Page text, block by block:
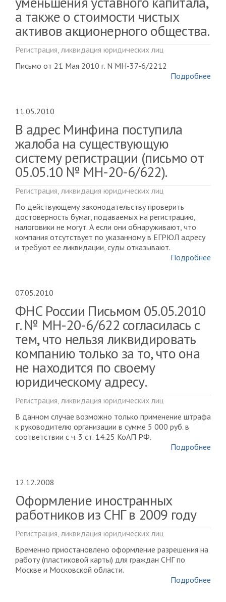
а также о стоимости чистых
активов акционерного общества.
Регистрация, ликвидация юридических лиц
Письмо от 21 Мая 2010 г. N МН-37-6/2212
Подробнее
11.05.2010
В адрес Минфина поступила
жалоба на существующую
систему регистрации (письмо от
05.05.10 № МН-20-6/622).
Регистрация, ликвидация юридических лиц
По действующему законодательству проверить
достоверность бумаг, подаваемых на регистрацию,
налоговики не могут. А если они обнаруживают, что
компания отсутствует по указанному в ЕГРЮЛ адресу
и требуют ее ликвидации, суды отказывают.
Подробнее
07.05.2010
ФНС России Письмом 05.05.2010
г. № МН-20-6/622 согласилась с
тем, что нельзя ликвидировать
компанию только за то, что она
не находится по своему
юридическому адресу.
Регистрация, ликвидация юридических лиц
В данном случае возможно только применение штрафа
к руководителю организации в сумме 5 000 руб. в
соответствии с ч. 3 ст. 14.25 КоАП РФ.
Подробнее
12.12.2008
Оформление иностранных
работников из СНГ в 2009 году
Регистрация, ликвидация юридических лиц
Временно приостановлено оформление разрешения на
работу (пластиковой карты) для граждан СНГ по
Москве и Московской области.
Подробнее